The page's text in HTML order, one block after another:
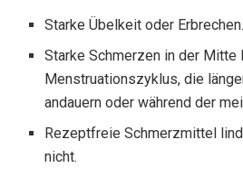
Starke Übelkeit oder Erbrechen.
Starke Schmerzen in der Mitte
Menstruationszyklus, die
andauern oder während der
Rezeptfreie Schmerzmittel
nicht.